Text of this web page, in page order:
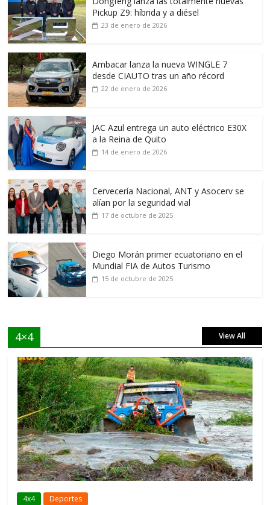
Pickup Z9: híbrida y a diésel
23 de enero de 2026
Ambacar lanza la nueva WINGLE 7
desde CIAUTO tras un año récord
22 de enero de 2026
JAC Azul entrega un auto eléctrico E30X
a la Reina de Quito
14 de enero de 2026
Cervecería Nacional, ANT y Asocerv se
alían por la seguridad vial
17 de octubre de 2025
Diego Morán primer ecuatoriano en el
Mundial FIA de Autos Turismo
15 de octubre de 2025
4×4 View All
4x4 Deportes